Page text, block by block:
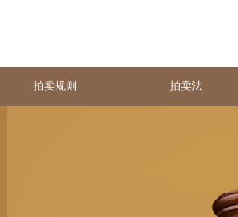
拍卖规则 拍卖法